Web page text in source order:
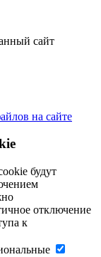
сайт
на сайте
будут
отключение
к